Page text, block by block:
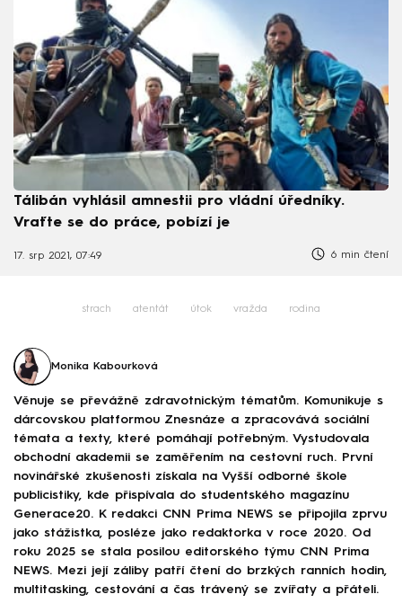
Tálibán vyhlásil amnestii pro vládní úředníky.
Vraťte se do práce, pobízí je
17. srp 2021, 07:49 6 min čtení
strach atentát útok vražda rodina
Monika Kabourková
Věnuje se převážně zdravotnickým tématům. Komunikuje s
dárcovskou platformou Znesnáze a zpracovává sociální
témata a texty, které pomáhají potřebným. Vystudovala
obchodní akademii se zaměřením na cestovní ruch. První
novinářské zkušenosti získala na Vyšší odborné škole
publicistiky, kde přispívala do studentského magazínu
Generace20. K redakci CNN Prima NEWS se připojila zprvu
jako stážistka, posléze jako redaktorka v roce 2020. Od
roku 2025 se stala posilou editorského týmu CNN Prima
NEWS. Mezi její záliby patří čtení do brzkých ranních hodin,
multitasking, cestování a čas trávený se zvířaty a přáteli.